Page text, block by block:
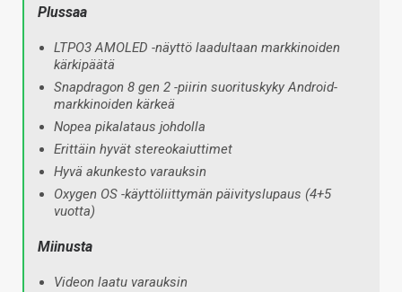
Plussaa
LTPO3 AMOLED -näyttö laadultaan markkinoiden
kärkipäätä
Snapdragon 8 gen 2 -piirin suorituskyky Android-
markkinoiden kärkeä
Nopea pikalataus johdolla
Erittäin hyvät stereokaiuttimet
Hyvä akunkesto varauksin
Oxygen OS -käyttöliittymän päivityslupaus (4+5
vuotta)
Miinusta
Videon laatu varauksin